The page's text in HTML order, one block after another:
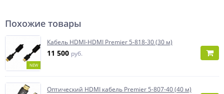
Похожие товары
NEW
Кабель HDMI-HDMI Premier 5-818-30 (30 м)
11 500 руб.
Оптический HDMI кабель Premier 5-807-40 (40 м)